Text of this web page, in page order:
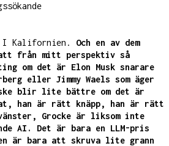
I Kalifornien. Och en av dem
från mitt perspektiv så
om det är Elon Musk snarare
eller Jimmy Waels som äger
blir lite bättre om det är
han är rätt knäpp, han är rätt
Grocke är liksom inte
AI. Det är bara en LLM-pris
är bara att skruva lite grann